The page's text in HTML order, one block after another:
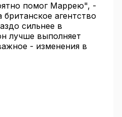
помог Маррею", -
агентство
сильнее в
лучше выполняет
- изменения в